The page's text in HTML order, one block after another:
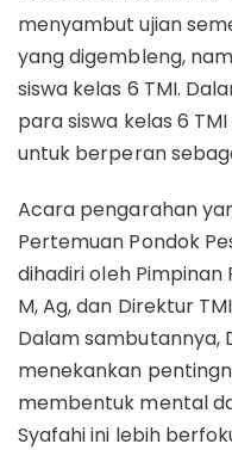
menyambut ujian
yang digembleng,
siswa kelas 6 TMI.
para siswa kelas 6
untuk berperan
Acara pengarahan
Pertemuan Pondok
dihadiri oleh Pimpinan
M, Ag, dan Direktur
Dalam sambutannya,
menekankan
membentuk mental
Syafahi ini lebih